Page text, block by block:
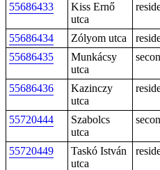
55686433
Kiss Ernő
utca
55686434 Zólyom utca
55686435
Munkácsy
utca
55686436
Kazinczy
utca
55720444
Szabolcs
utca
55720449
Taskó István
utca